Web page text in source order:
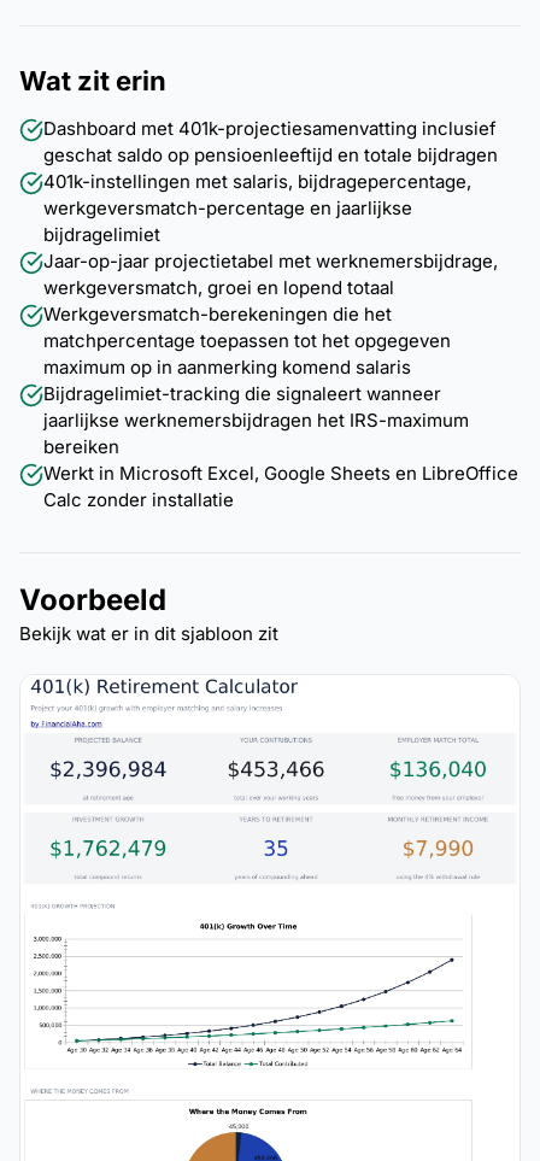
Wat zit erin
Dashboard met 401k-projectiesamenvatting inclusief
geschat saldo op pensioenleeftijd en totale bijdragen
401k-instellingen met salaris, bijdragepercentage,
werkgeversmatch-percentage en jaarlijkse
bijdragelimiet
Jaar-op-jaar projectietabel met werknemersbijdrage,
werkgeversmatch, groei en lopend totaal
Werkgeversmatch-berekeningen die het
matchpercentage toepassen tot het opgegeven
maximum op in aanmerking komend salaris
Bijdragelimiet-tracking die signaleert wanneer
jaarlijkse werknemersbijdragen het IRS-maximum
bereiken
Werkt in Microsoft Excel, Google Sheets en LibreOffice
Calc zonder installatie
Voorbeeld
Bekijk wat er in dit sjabloon zit